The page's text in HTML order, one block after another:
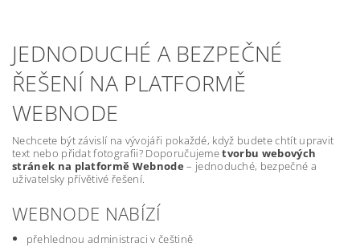
JEDNODUCHÉ A BEZPEČNÉ
ŘEŠENÍ NA PLATFORMĚ
WEBNODE
Nechcete být závislí na vývojáři pokaždé, když budete chtít upravit
text nebo přidat fotografii? Doporučujemetvorbu webových
stránek na platformě Webnode – jednoduché, bezpečné a
uživatelsky přívětivé řešení.
WEBNODE NABÍZÍ
přehlednou administraci v češtině